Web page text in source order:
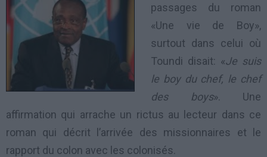
passages du roman
«Une vie de Boy»,
surtout dans celui où
Toundi disait: «Je suis
le boy du chef, le chef
des boys». Une
affirmation qui arrache un rictus au lecteur dans ce
roman qui décrit l’arrivée des missionnaires et le
rapport du colon avec les colonisés.